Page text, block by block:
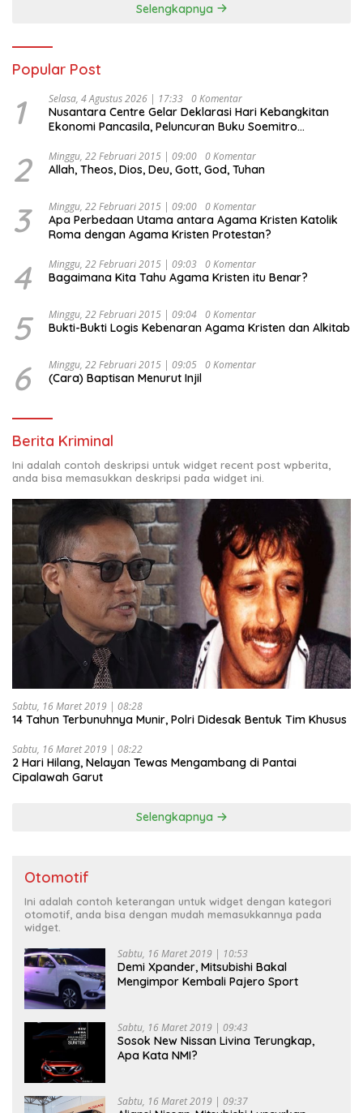
Selengkapnya
Popular Post
1 Selasa, 4 Agustus 2026 | 17:33 0 Komentar
Nusantara Centre Gelar Deklarasi Hari Kebangkitan
Ekonomi Pancasila, Peluncuran Buku Soemitro
Ekonomi Politik Indonesia) & Simposium Nasional
“Urgensi Undang-Undang Perekonomian Nasional dan
Indonesia Emas 2045”,
2 Minggu, 22 Februari 2015 | 09:00 0 Komentar
Allah, Theos, Dios, Deu, Gott, God, Tuhan
3 Minggu, 22 Februari 2015 | 09:00 0 Komentar
Apa Perbedaan Utama antara Agama Kristen Katolik
Roma dengan Agama Kristen Protestan?
4 Minggu, 22 Februari 2015 | 09:03 0 Komentar
Bagaimana Kita Tahu Agama Kristen itu Benar?
5 Minggu, 22 Februari 2015 | 09:04 0 Komentar
Bukti-Bukti Logis Kebenaran Agama Kristen dan Alkitab
6 Minggu, 22 Februari 2015 | 09:05 0 Komentar
(Cara) Baptisan Menurut Injil
Berita Kriminal
Ini adalah contoh deskripsi untuk widget recent post wpberita,
anda bisa memasukkan deskripsi pada widget ini.
Sabtu, 16 Maret 2019 | 08:28
14 Tahun Terbunuhnya Munir, Polri Didesak Bentuk Tim Khusus
Sabtu, 16 Maret 2019 | 08:22
2 Hari Hilang, Nelayan Tewas Mengambang di Pantai
Cipalawah Garut
Selengkapnya
Otomotif
Ini adalah contoh keterangan untuk widget dengan kategori
otomotif, anda bisa dengan mudah memasukkannya pada
widget.
Sabtu, 16 Maret 2019 | 10:53
Demi Xpander, Mitsubishi Bakal
Mengimpor Kembali Pajero Sport
Sabtu, 16 Maret 2019 | 09:43
Sosok New Nissan Livina Terungkap,
Apa Kata NMI?
Sabtu, 16 Maret 2019 | 09:37